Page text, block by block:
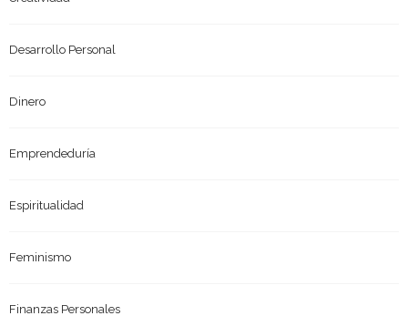
Desarrollo Personal
Dinero
Emprendeduría
Espiritualidad
Feminismo
Finanzas Personales